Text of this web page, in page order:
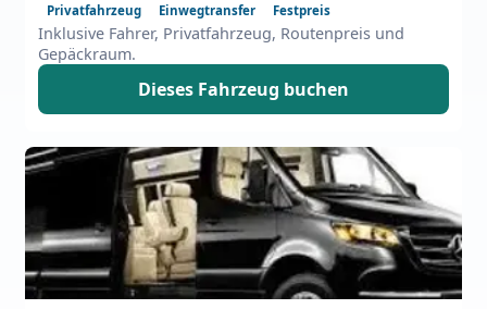
Privatfahrzeug Einwegtransfer Festpreis
Inklusive Fahrer, Privatfahrzeug, Routenpreis und
Gepäckraum.
Dieses Fahrzeug buchen